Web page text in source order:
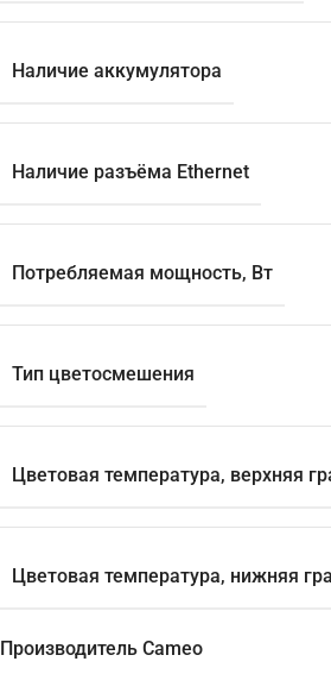
Наличие аккумулятора
Наличие разъёма Ethernet
Потребляемая мощность, Вт
Тип цветосмешения
Цветовая температура, верхняя
Цветовая температура, нижняя
Производитель Cameo